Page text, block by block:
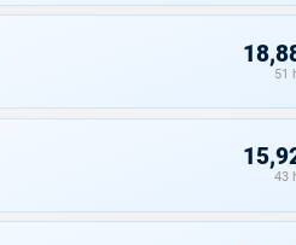
51
43